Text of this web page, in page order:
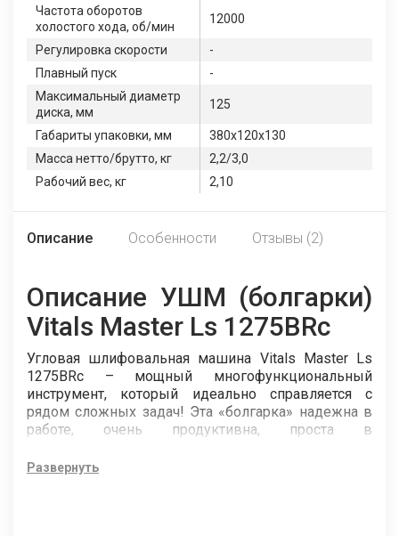
Частота оборотов
холостого хода, об/мин
12000
Регулировка скорости
-
Плавный пуск
-
Максимальный диаметр
диска, мм
125
Габариты упаковки, мм
380х120х130
Масса нетто/брутто, кг
2,2/3,0
Рабочий вес, кг
2,10
Описание Особенности Отзывы (2)
Описание УШМ (болгарки)
Vitals Master Ls 1275BRc
Угловая шлифовальная машина Vitals Master Ls
1275BRc – мощный многофункциональный
инструмент, который идеально справляется с
рядом сложных задач! Эта «болгарка» надежна в
работе, очень продуктивна, проста в
На что способна УШМ Vitals Master Ls 1275BRc?
Развернуть